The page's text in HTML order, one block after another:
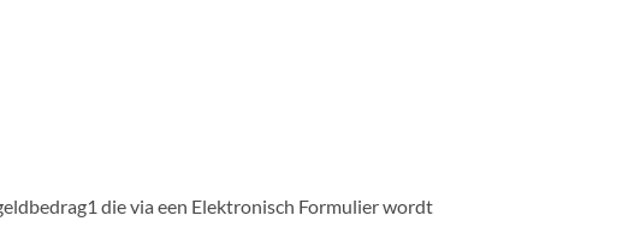
die via een Elektronisch Formulier wordt